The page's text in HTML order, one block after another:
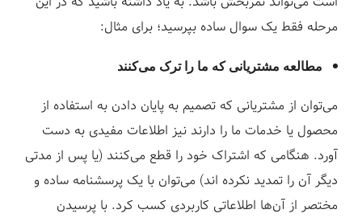
مرحله فقط یک سوال ساده بپرسید؛ برای مثال:
مطالعه مشتریانی که ما را ترک می‌کنند
می‌توان از مشتریانی که تصمیم به پایان دادن به استفاده از
محصول یا خدمات ما را دارند نیز اطلاعات مفیدی به دست
آورد. هنگامی که اشتراک خود را قطع می‌کنند (یا پس از مدتی
دیگر آن را تمدید نکرده اند) می‌توان با یک پرسشنامه ساده و
مختصر از آن‌ها اطلاعاتی کاربردی کسب کرد. با پرسیدن